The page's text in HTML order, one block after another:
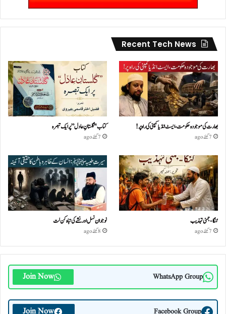
Recent Tech News
بھارت کی موجودہ حکومت،ایسٹ انڈیا کمپنی کی راہ پر!
7 گھنٹے ago
کتاب "گلستانِ عادل” پر ایک تبصرہ
7 گھنٹے ago
گنگا-جمنی تہذیب
7 گھنٹے ago
نوجوان نسل اور نشے کی تباہ کن لت
8 گھنٹے ago
WhatsApp Group
Join Now
Facebook Group
Join Now